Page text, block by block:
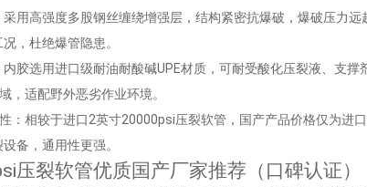
采用高强度多股钢丝缠绕增强层，结构紧密抗爆破，爆破压力
，杜绝爆管隐患。
内胶选用进口级耐油耐酸碱UPE材质，可耐受酸化压裂液、支
适配野外恶劣作业环境。
：相较于进口2英寸20000psi压裂软管，国产产品价格仅为进
备，通用性更强。
压裂软管优质国产厂家推荐（口碑认证）